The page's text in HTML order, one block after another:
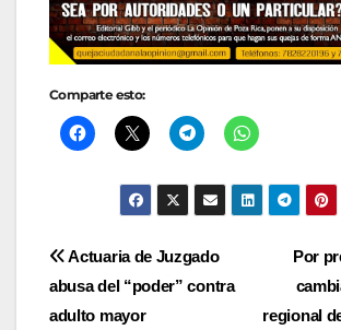
Comparte esto:
Navegación
de
Por
regional
Actuaria de Juzgado
abusa del “poder” contra
adulto mayor